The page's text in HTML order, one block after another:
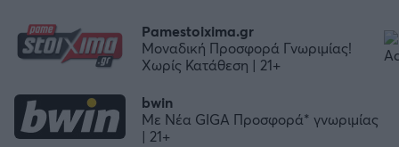
bwin
Με Νέα GIGA Προσφορά* γνωριμίας
| 21+
Pamestoixima.gr
Μοναδική Προσφορά Γνωριμίας!
Χωρίς Κατάθεση | 21+